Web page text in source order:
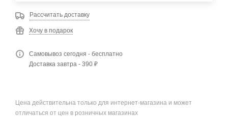
Рассчитать доставку
Хочу в подарок
Самовывоз сегодня - бесплатно
Доставка завтра - 390 ₽
Цена действительна только для интернет-магазина и может
отличаться от цен в розничных магазинах